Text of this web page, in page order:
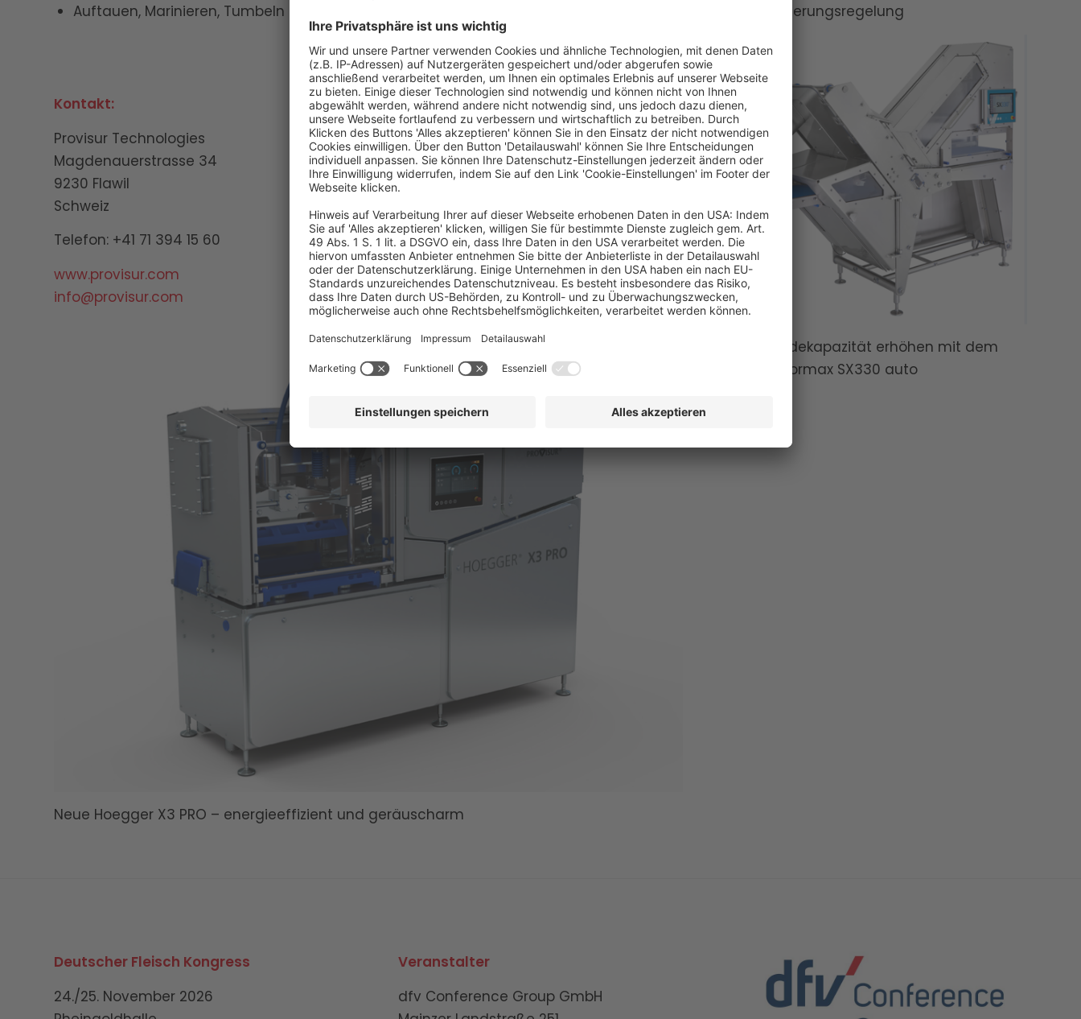
Auftauen, Marinieren, Tumbeln und Injizieren
Kontakt:
Provisur Technologies
Magdenauerstrasse 34
9230 Flawil
Schweiz
Telefon: +41 71 394 15 60
www.provisur.com
info@provisur.com
Neue Hoegger X3 PRO – energieeffizient und geräuscharm
Portionierungsregelung
Schneidekapazität erhöhen mit dem
Slicer Formax SX330 auto
Deutscher Fleisch Kongress
24./25. November 2026
Veranstalter
dfv Conference Group GmbH